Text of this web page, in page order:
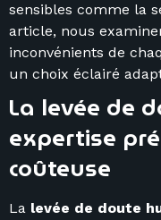
sensibles comme la
article, nous
inconvénients de
un choix éclairé
La levée de
expertise
coûteuse
La levée de doute